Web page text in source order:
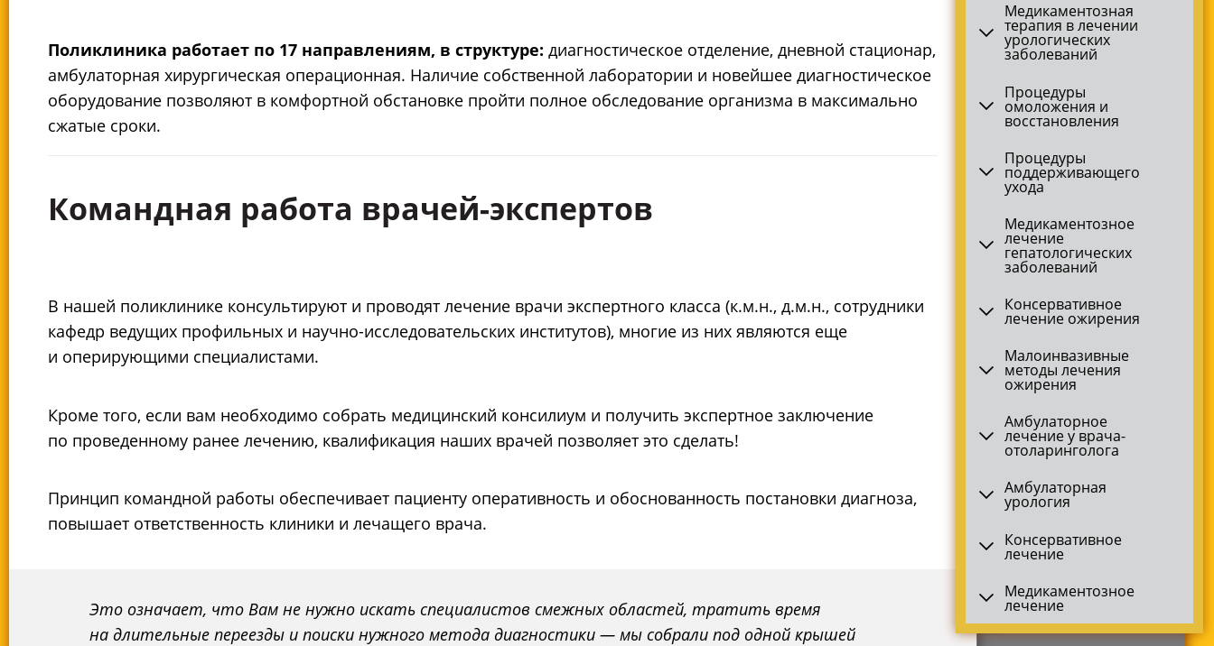
Поликлиника работает по 17 направлениям, в структуре: диагностическое отделение, дневной стационар,
амбулаторная хирургическая операционная. Наличие собственной лаборатории и новейшее диагностическое
оборудование позволяют в комфортной обстановке пройти полное обследование организма в максимально
сжатые сроки.
Командная работа врачей-экспертов
В нашей поликлинике консультируют и проводят лечение врачи экспертного класса (к.м.н., д.м.н., сотрудники
кафедр ведущих профильных и научно-исследовательских институтов), многие из них являются еще
и оперирующими специалистами.
Кроме того, если вам необходимо собрать медицинский консилиум и получить экспертное заключение
по проведенному ранее лечению, квалификация наших врачей позволяет это сделать!
Принцип командной работы обеспечивает пациенту оперативность и обоснованность постановки диагноза,
повышает ответственность клиники и лечащего врача.
Это означает, что Вам не нужно искать специалистов смежных областей, тратить время
на длительные переезды и поиски нужного метода диагностики — мы собрали под одной крышей
Медикаментозная
терапия в лечении
урологических
заболеваний
Процедуры
омоложения и
восстановления
Процедуры
поддерживающего
ухода
Медикаментозное
лечение
гепатологических
заболеваний
Консервативное
лечение ожирения
Малоинвазивные
методы лечения
ожирения
Амбулаторное
лечение у врача-
отоларинголога
Амбулаторная
урология
Консервативное
лечение
Медикаментозное
лечение